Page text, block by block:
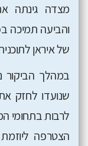
מצדה גינתה
והביעה תמיכה
של איראן
במהלך הביקור
שנועדו לחזק
לרבות בתחומי